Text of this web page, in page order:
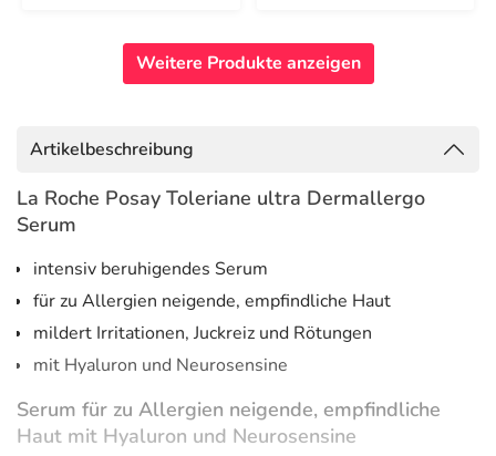
Weitere Produkte anzeigen
Artikelbeschreibung
La Roche Posay Toleriane ultra Dermallergo
Serum
intensiv beruhigendes Serum
für zu Allergien neigende, empfindliche Haut
mildert Irritationen, Juckreiz und Rötungen
mit Hyaluron und Neurosensine
Serum für zu Allergien neigende, empfindliche
Haut mit Hyaluron und Neurosensine